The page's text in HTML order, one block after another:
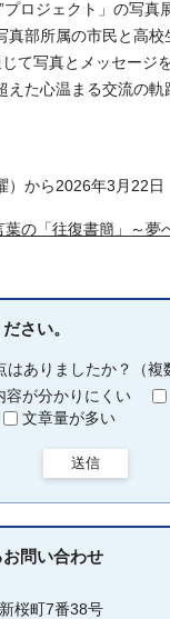
ロジェクト」の写真
真部所属の市民と高校
て写真とメッセージ
えた心温まる交流の軌
）から2026年3月22日
葉の「往復書簡」～夢
さい。
ありましたか？（複
容が分かりにくい
文章量が多い
送信
お問い合わせ
桜町7番38号